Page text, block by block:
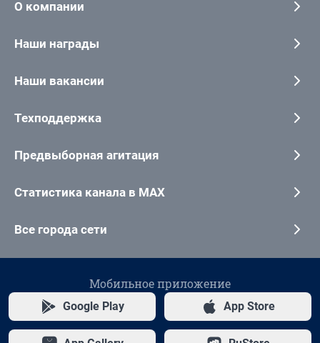
О компании
Наши награды
Наши вакансии
Техподдержка
Предвыборная агитация
Статистика канала в MAX
Все города сети
Мобильное приложение
Google Play App Store